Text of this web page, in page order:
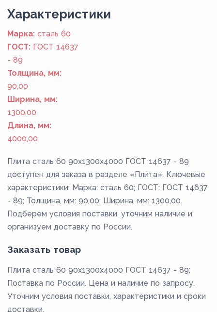
Xарактеристики
Марка: сталь 60
ГОСТ: ГОСТ 14637
- 89
Толщина, мм:
90,00
Ширина, мм:
1300,00
Длина, мм:
4000,00
Плита сталь 60 90x1300x4000 ГОСТ 14637 - 89
доступен для заказа в разделе «Плита». Ключевые
характеристики: Марка: сталь 60; ГОСТ: ГОСТ 14637
- 89; Толщина, мм: 90,00; Ширина, мм: 1300,00.
Подберем условия поставки, уточним наличие и
организуем доставку по России.
Заказать товар
Плита сталь 60 90x1300x4000 ГОСТ 14637 - 89:
Поставка по России. Цена и наличие по запросу.
Уточним условия поставки, характеристики и сроки
доставки.